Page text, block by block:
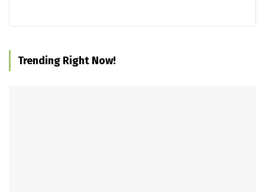
Trending Right Now!